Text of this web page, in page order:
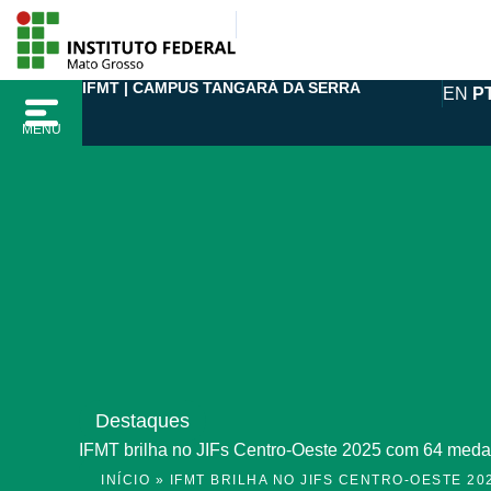
para
conteúdo
MENU
IFMT | CAMPUS TANGARÁ DA SERRA EN
Destaques
IFMT brilha no JIFs Centro-Oeste 2025 com 64
INÍCIO » IFMT BRILHA NO JIFS CENTRO-OESTE